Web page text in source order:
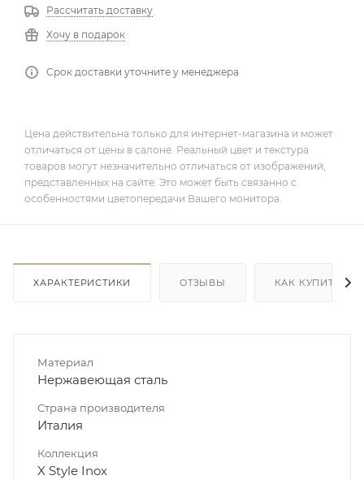
Рассчитать доставку
Хочу в подарок
Срок доставки уточните у менеджера
Цена действительна только для интернет-магазина и может
отличаться от цены в салоне. Реальный цвет и текстура
товаров могут незначительно отличаться от изображений,
представленных на сайте. Это может быть связанно с
особенностями цветопередачи Вашего монитора.
ХАРАКТЕРИСТИКИ ОТЗЫВЫ КАК КУПИТЬ
Материал
Нержавеющая сталь
Страна производителя
Италия
Коллекция
X Style Inox